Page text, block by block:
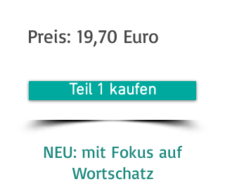
Preis: 19,70 Euro
Teil 1 kaufen
NEU: mit Fokus auf
Wortschatz